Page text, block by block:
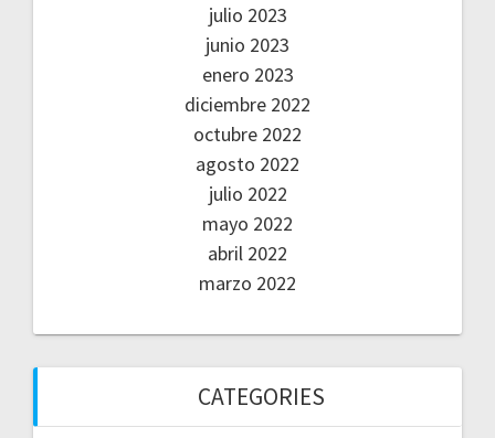
julio 2023
junio 2023
enero 2023
diciembre 2022
octubre 2022
agosto 2022
julio 2022
mayo 2022
abril 2022
marzo 2022
CATEGORIES